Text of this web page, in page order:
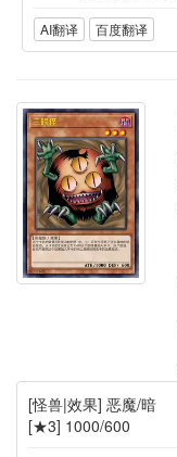
AI翻译 百度翻译
[怪兽|效果] 恶魔/暗
[★3] 1000/600